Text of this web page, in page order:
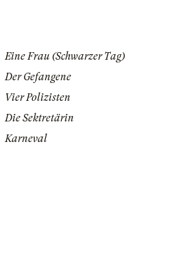
Eine Frau (Schwarzer Tag)
Der Gefangene
Vier Polizisten
Die Sektretärin
Karneval